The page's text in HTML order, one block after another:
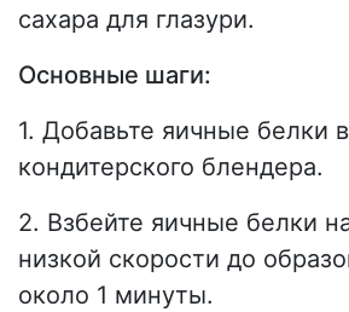
сахара для глазури.
Основные шаги:
1. Добавьте яичные белки
кондитерского блендера.
2. Взбейте яичные белки
низкой скорости до
около 1 минуты.